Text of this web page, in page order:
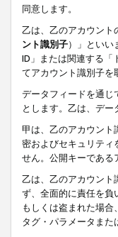
同意します。
乙は、乙のアカウント
ント識別子）」といい
ID」または関連する「
てアカウント識別子を
データフィードを通じ
とします。乙は、デ
甲は、乙のアカウント
密およびセキュリティ
せん。公開キーである
乙は、乙のアカウント
ず、全面的に責任を負
もしくは盗まれた場
タグ・パラメータまた